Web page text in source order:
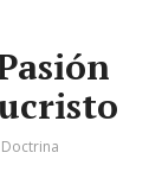
Doctrina